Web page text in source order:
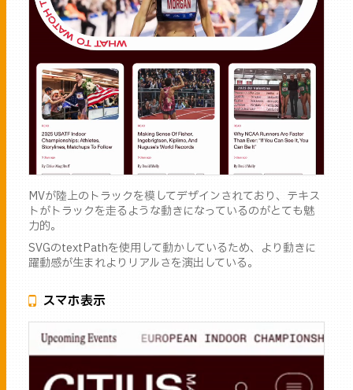
MVが陸上のトラックを模してデザインされており、テキス
トがトラックを走るような動きになっているのがとても魅
力的。
SVGのtextPathを使用して動かしているため、より動きに
躍動感が生まれよりリアルさを演出している。
スマホ表示